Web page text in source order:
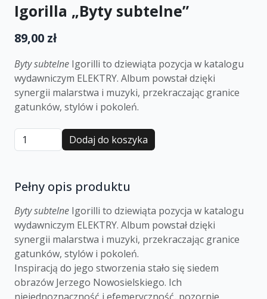
Igorilla „Byty subtelne”
89,00 zł
Byty subtelne Igorilli to dziewiąta pozycja w katalogu
wydawniczym ELEKTRY. Album powstał dzięki
synergii malarstwa i muzyki, przekraczając granice
gatunków, stylów i pokoleń.
Dodaj do koszyka
Pełny opis produktu
Byty subtelne Igorilli to dziewiąta pozycja w katalogu
wydawniczym ELEKTRY. Album powstał dzięki
synergii malarstwa i muzyki, przekraczając granice
gatunków, stylów i pokoleń.
Inspiracją do jego stworzenia stało się siedem
obrazów Jerzego Nowosielskiego. Ich